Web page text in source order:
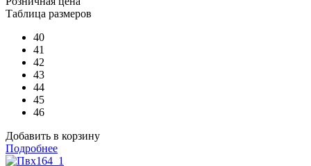
Таблица размеров
40
41
42
43
44
45
46
Добавить в корзину
Подробнее